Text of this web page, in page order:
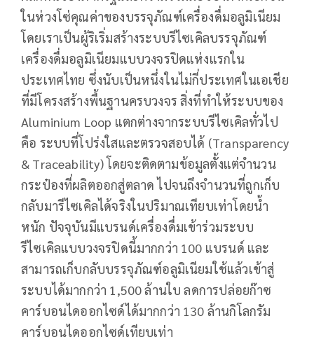
ในห่วงโซ่คุณค่าของบรรจุภัณฑ์เครื่องดื่มอลูมิเนียม
โดยเราเป็นผู้ริเริ่มสร้างระบบรีไซเคิลบรรจุภัณฑ์
เครื่องดื่มอลูมิเนียมแบบวงจรปิดแห่งแรกใน
ประเทศไทย ซึ่งนับเป็นหนึ่งในไม่กี่ประเทศในเอเชีย
ที่มีโครงสร้างพื้นฐานครบวงจร สิ่งที่ทำให้ระบบของ
Aluminium Loop แตกต่างจากระบบรีไซเคิลทั่วไป
คือ ระบบที่โปร่งใสและตรวจสอบได้ (Transparency
& Traceability) โดยจะติดตามข้อมูลตั้งแต่จำนวน
กระป๋องที่ผลิตออกสู่ตลาด ไปจนถึงจำนวนที่ถูกเก็บ
กลับมารีไซเคิลได้จริงในปริมาณเทียบเท่าโดยน้ำ
หนัก ปัจจุบันมีแบรนด์เครื่องดื่มเข้าร่วมระบบ
รีไซเคิลแบบวงจรปิดนี้มากกว่า 100 แบรนด์ และ
สามารถเก็บกลับบรรจุภัณฑ์อลูมิเนียมใช้แล้วเข้าสู่
ระบบได้มากกว่า 1,500 ล้านใบ ลดการปล่อยก๊าซ
คาร์บอนไดออกไซด์ได้มากกว่า 130 ล้านกิโลกรัม
คาร์บอนไดออกไซด์เทียบเท่า